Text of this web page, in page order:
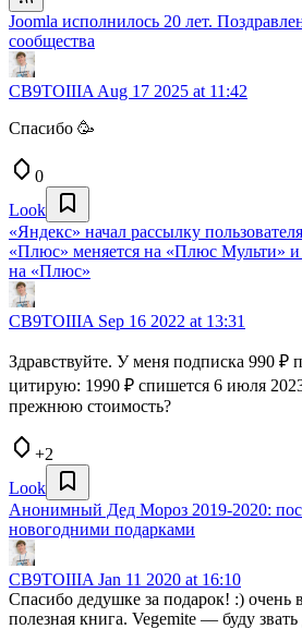
Joomla исполнилось 20 лет.
сообщества
CB9TOIIIA Aug 17 2025 at 11:42
Спасибо 🥳
0
Look
«Яндекс» начал рассылку
«Плюс» меняется на «Плюс Мульти»
на «Плюс»
CB9TOIIIA Sep 16 2022 at 13:31
Здравствуйте. У меня подписка 990 ₽
цитирую: 1990 ₽ спишется 6 июля
прежнюю стоимость?
+2
Look
Анонимный Дед Мороз 2019-2020:
новогодними подарками
CB9TOIIIA Jan 11 2020 at 16:10
Спасибо дедушке за подарок! :) очень
полезная книга. Vegemite — буду звать